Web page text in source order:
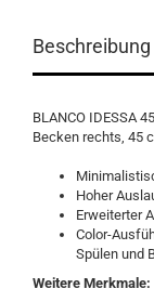
Beschreibung
BLANCO IDESSA
Becken rechts, 45
Hoher
Erweiterter
Color-
Spülen und
Weitere Merkmale: